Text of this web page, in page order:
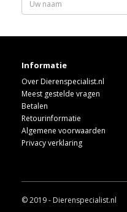
Informatie
Over Dierenspecialist.nl
Meest gestelde vragen
Betalen
Retourinformatie
Algemene voorwaarden
Privacy verklaring
© 2019 - Dierenspecialist.nl